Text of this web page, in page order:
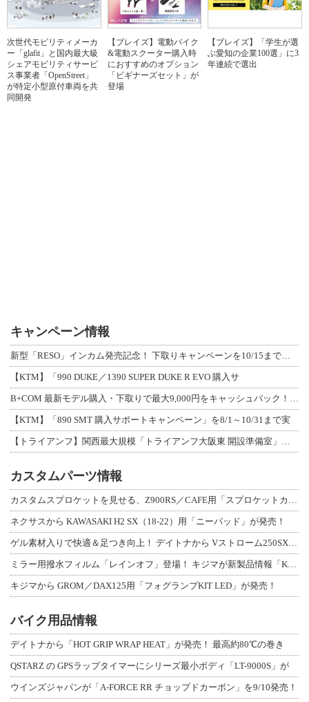
次世代モビリティメーカ
ー「glafit」と国内最大級
シェアモビリティサービ
ス事業者「OpenStreet」
が特定小型原付車両を共
同開発
【ブレイズ】電動バイク
&電動スクーター購入時
におすすめのオプション
「ビギナーズセット」が
登場
【ブレイズ】「学生が選
ぶ愛知の企業100選」に3
年連続で選出
キャンペーン情報
新型「RESO」インカム発売記念！ 下取りキャンペーンを10/15まで延長して開
【KTM】「990 DUKE／1390 SUPER DUKE R EVO 購入サ
B+COM 最新モデル購入・下取りで最大9,000円をキャッシュバック！「B+F
【KTM】「890 SMT 購入サポートキャンペーン」を8/1～10/31まで実
【トライアンフ】関西最大規模「トライアンフ大阪東 開設準備室」がオープン！ 限定
カスタムパーツ情報
カスタムスプロケットを見せる、Z900RS／CAFE用「スプロケットカバーフルキ
ネクサスから KAWASAKI H2 SX（18-22）用「ニーパッド」が発売！
ゲル素材入りで快適＆足つき向上！ デイトナから Vストローム250SX用「快適ロ
ミラー用撥水フィルム「レインオフ」登場！ キジマが新製品情報「KIJIMA NE
キジマから GROM／DAX125用「フォグランプKIT LED」が発売！
バイク用品情報
デイトナから「HOT GRIP WRAP HEAT」が発売！ 最高約80℃の巻き
QSTARZ の GPSラップタイマーにシリーズ最小ボディ「LT-9000S」が
ウインズジャパンが「A-FORCE RR チョップドカーボン」を9/10発売！